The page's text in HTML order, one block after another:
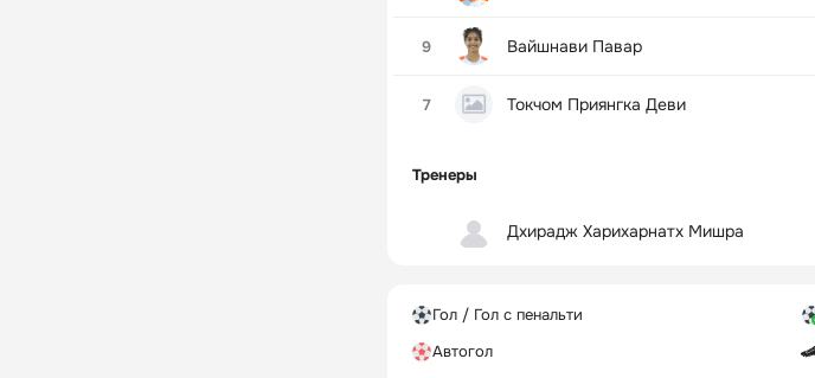
9 Вайшнави Павар
7 Токчом Приянгка Деви
Тренеры
Дхирадж Харихарнатх Мишра
Гол / Гол с пенальти
Автогол